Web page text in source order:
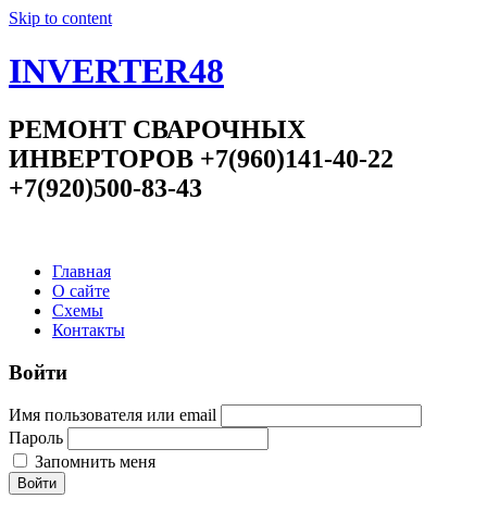
Skip to content
INVERTER48
РЕМОНТ СВАРОЧНЫХ
ИНВЕРТОРОВ +7(960)141-40-22
+7(920)500-83-43
Главная
О сайте
Схемы
Контакты
Войти
Имя пользователя или email
Пароль
Запомнить меня
Войти